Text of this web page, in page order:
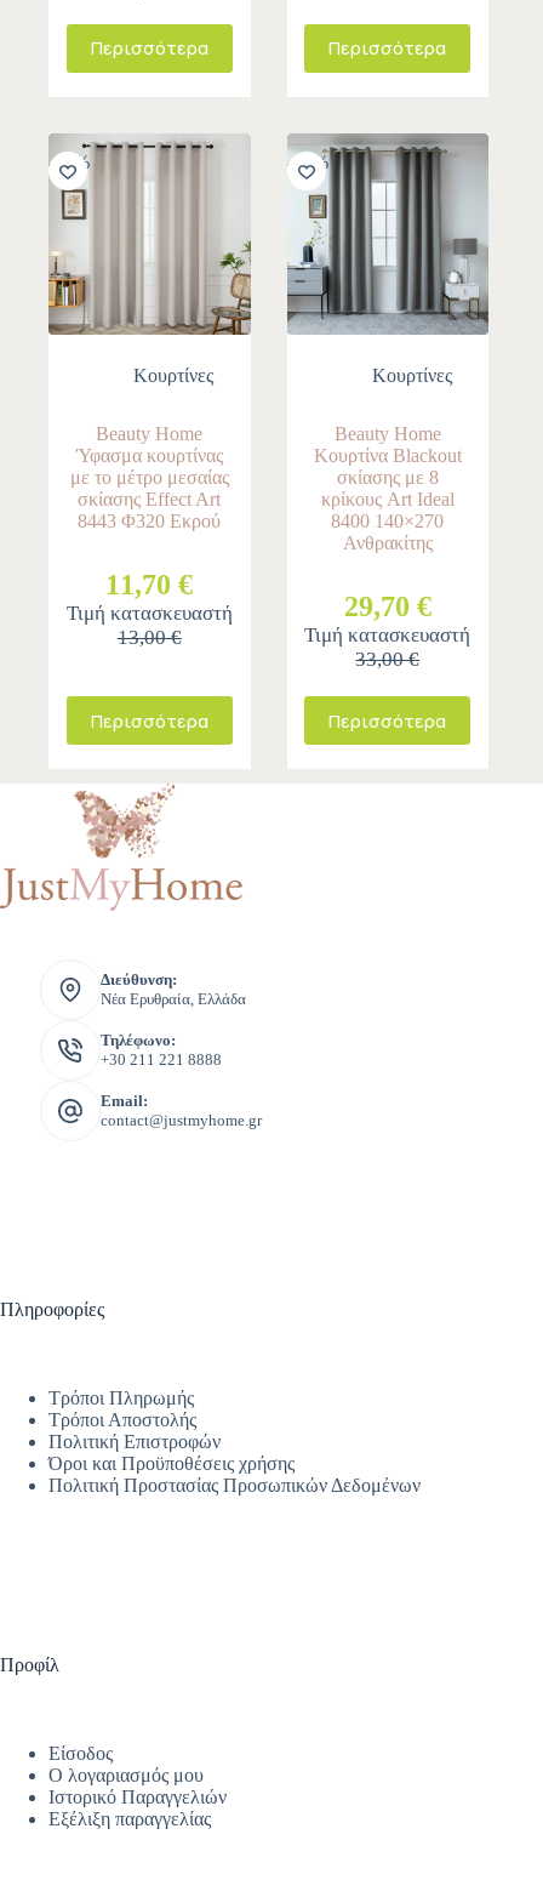
Περισσότερα Περισσότερα
-10%
Κουρτίνες
Beauty Home
Ύφασμα κουρτίνας
με το μέτρο μεσαίας
σκίασης Effect Art
8443 Φ320 Εκρού
11,70 €
Τιμή κατασκευαστή
13,00 €
Περισσότερα
-10%
Κουρτίνες
Beauty Home
Κουρτίνα Blackout
σκίασης με 8
κρίκους Art Ideal
8400 140×270
Ανθρακίτης
29,70 €
Τιμή κατασκευαστή
33,00 €
Περισσότερα
Διεύθυνση:
Νέα Ερυθραία, Ελλάδα
Τηλέφωνο:
+30 211 221 8888
Email:
contact@justmyhome.gr
Πληροφορίες
Τρόποι Πληρωμής
Τρόποι Αποστολής
Πολιτική Επιστροφών
Όροι και Προϋποθέσεις χρήσης
Πολιτική Προστασίας Προσωπικών Δεδομένων
Προφίλ
Είσοδος
Ο λογαριασμός μου
Ιστορικό Παραγγελιών
Εξέλιξη παραγγελίας